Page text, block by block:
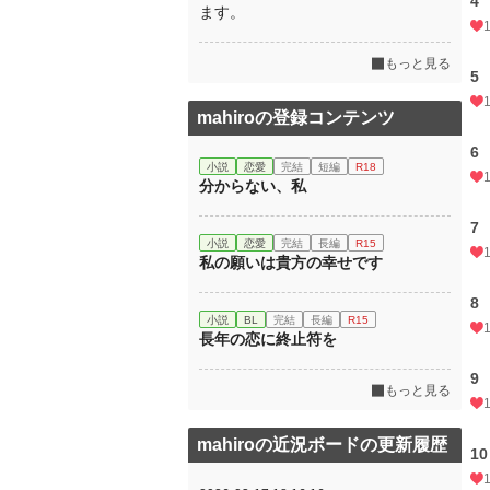
5
6
7
8
9
10
ます。
もっと見る
mahiroの登録コンテンツ
小説 恋愛 完結 短編 R18
分からない、私
小説 恋愛 完結 長編 R15
私の願いは貴方の幸せです
小説 BL 完結 長編 R15
長年の恋に終止符を
もっと見る
mahiroの近況ボードの更新履歴